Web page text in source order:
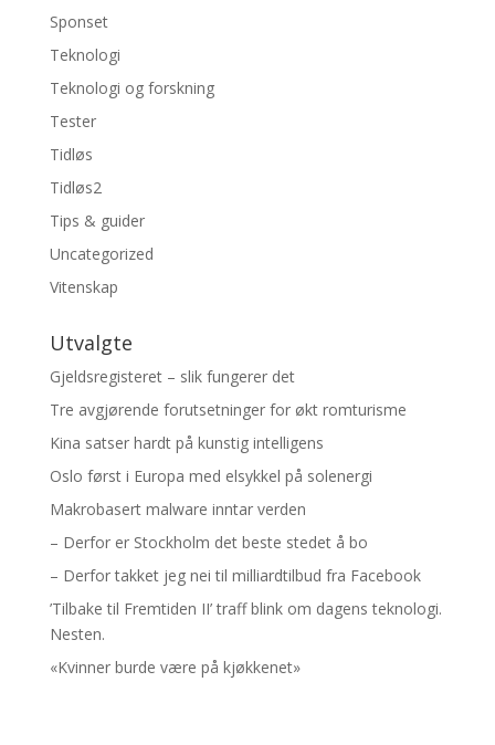
Sponset
Teknologi
Teknologi og forskning
Tester
Tidløs
Tidløs2
Tips & guider
Uncategorized
Vitenskap
Utvalgte
Gjeldsregisteret – slik fungerer det
Tre avgjørende forutsetninger for økt romturisme
Kina satser hardt på kunstig intelligens
Oslo først i Europa med elsykkel på solenergi
Makrobasert malware inntar verden
– Derfor er Stockholm det beste stedet å bo
– Derfor takket jeg nei til milliardtilbud fra Facebook
’Tilbake til Fremtiden II’ traff blink om dagens teknologi.
Nesten.
«Kvinner burde være på kjøkkenet»